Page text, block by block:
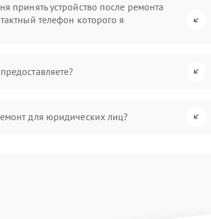
принять устройство после ремонта
телефон которого я
для юридических лиц?